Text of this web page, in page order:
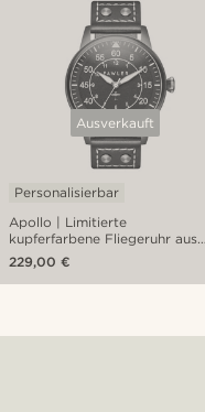
Ausverkauft
Apollo | Limitierte
kupferfarbene Fliegeruhr aus
Edelstahl
Personalisierbar
229,00 €